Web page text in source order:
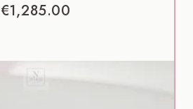
€1,285.00